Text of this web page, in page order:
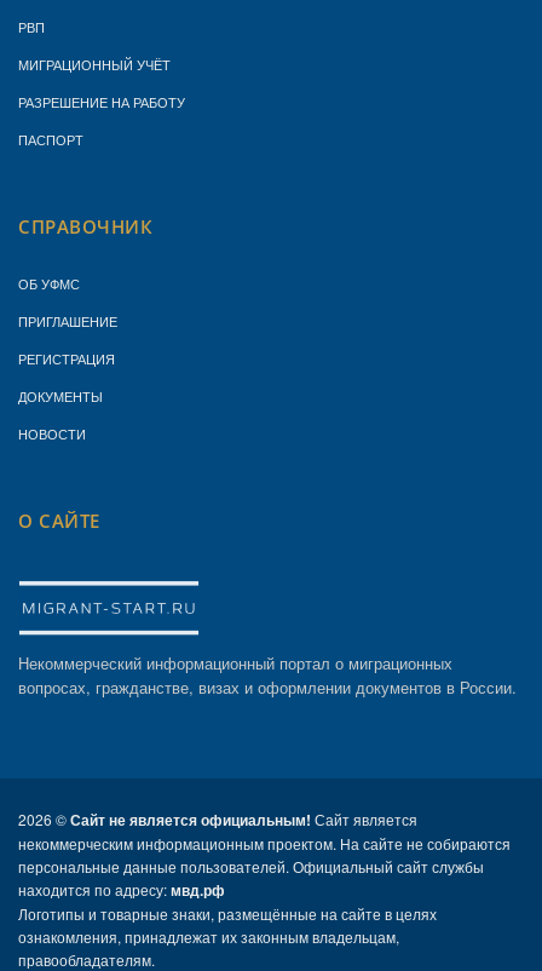
РВП
МИГРАЦИОННЫЙ УЧЁТ
РАЗРЕШЕНИЕ НА РАБОТУ
ПАСПОРТ
СПРАВОЧНИК
ОБ УФМС
ПРИГЛАШЕНИЕ
РЕГИСТРАЦИЯ
ДОКУМЕНТЫ
НОВОСТИ
О САЙТЕ
Некоммерческий информационный портал о миграционных
вопросах, гражданстве, визах и оформлении документов в России.
2026 ©Сайт не является официальным! Сайт является
некоммерческим информационным проектом. На сайте не собираются
персональные данные пользователей. Официальный сайт службы
находится по адресу:мвд.рф
Логотипы и товарные знаки, размещённые на сайте в целях
ознакомления, принадлежат их законным владельцам,
правообладателям.